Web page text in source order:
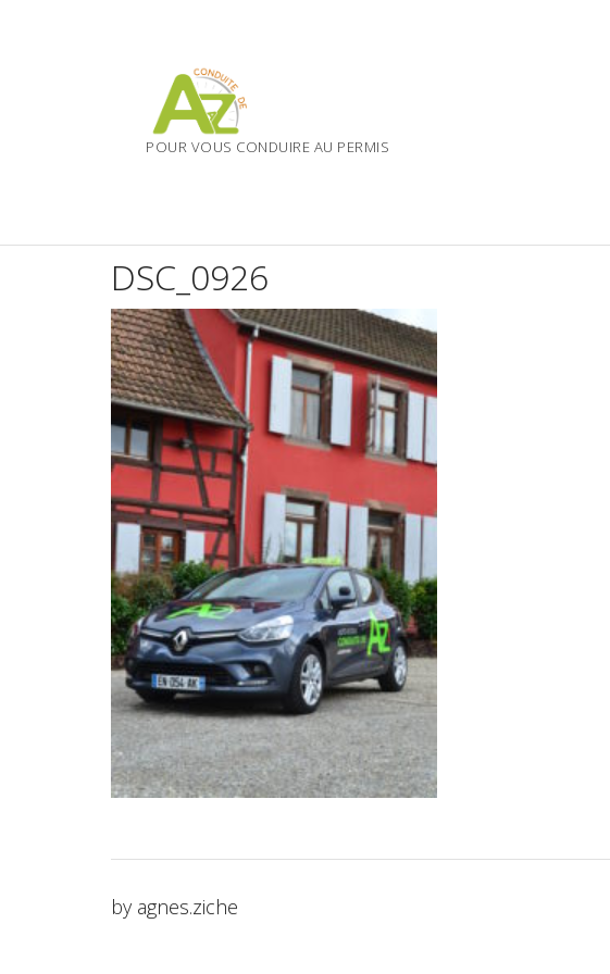
POUR VOUS CONDUIRE AU PERMIS
DSC_0926
by agnes.ziche